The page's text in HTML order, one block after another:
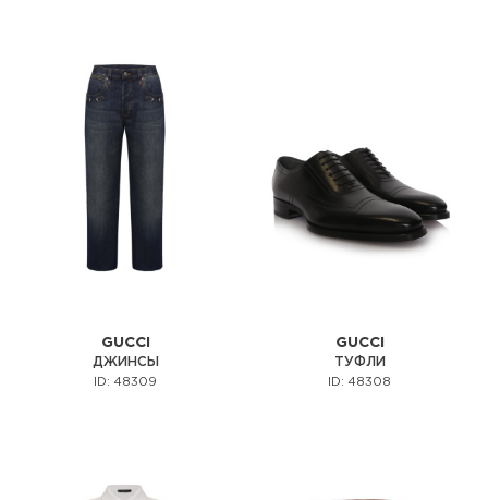
GUCCI
ДЖИНСЫ
ID: 48309
GUCCI
ТУФЛИ
ID: 48308